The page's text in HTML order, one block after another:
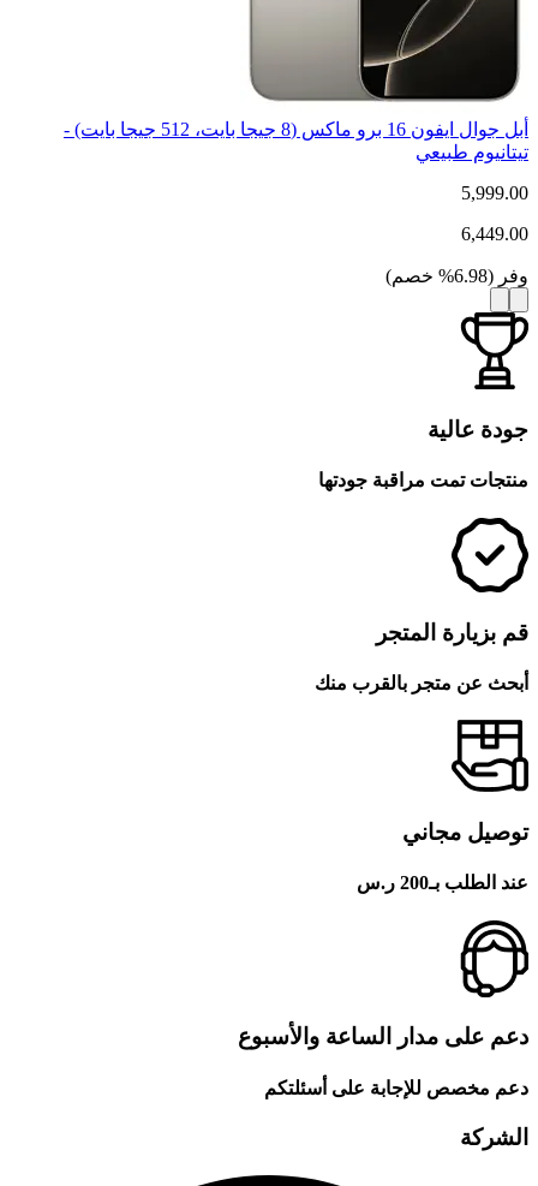
أبل جوال ايفون 16 برو ماكس (8 جيجا بايت، 512 جيجا بايت) -
تيتانيوم طبيعي
5,999.00
6,449.00
وفر (
6.98
% خصم)
جودة عالية
منتجات تمت مراقبة جودتها
قم بزيارة المتجر
أبحث عن متجر بالقرب منك
توصيل مجاني
عند الطلب بـ200 ر.س
دعم على مدار الساعة والأسبوع
دعم مخصص للإجابة على أسئلتكم
الشركة